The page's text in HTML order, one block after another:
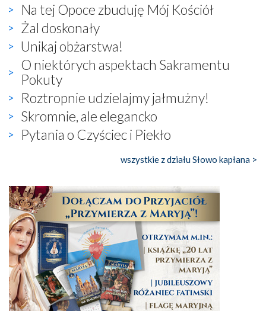
Na tej Opoce zbuduję Mój Kościół
Żal doskonały
Unikaj obżarstwa!
O niektórych aspektach Sakramentu
Pokuty
Roztropnie udzielajmy jałmużny!
Skromnie, ale elegancko
Pytania o Czyściec i Piekło
wszystkie z działu Słowo kapłana >